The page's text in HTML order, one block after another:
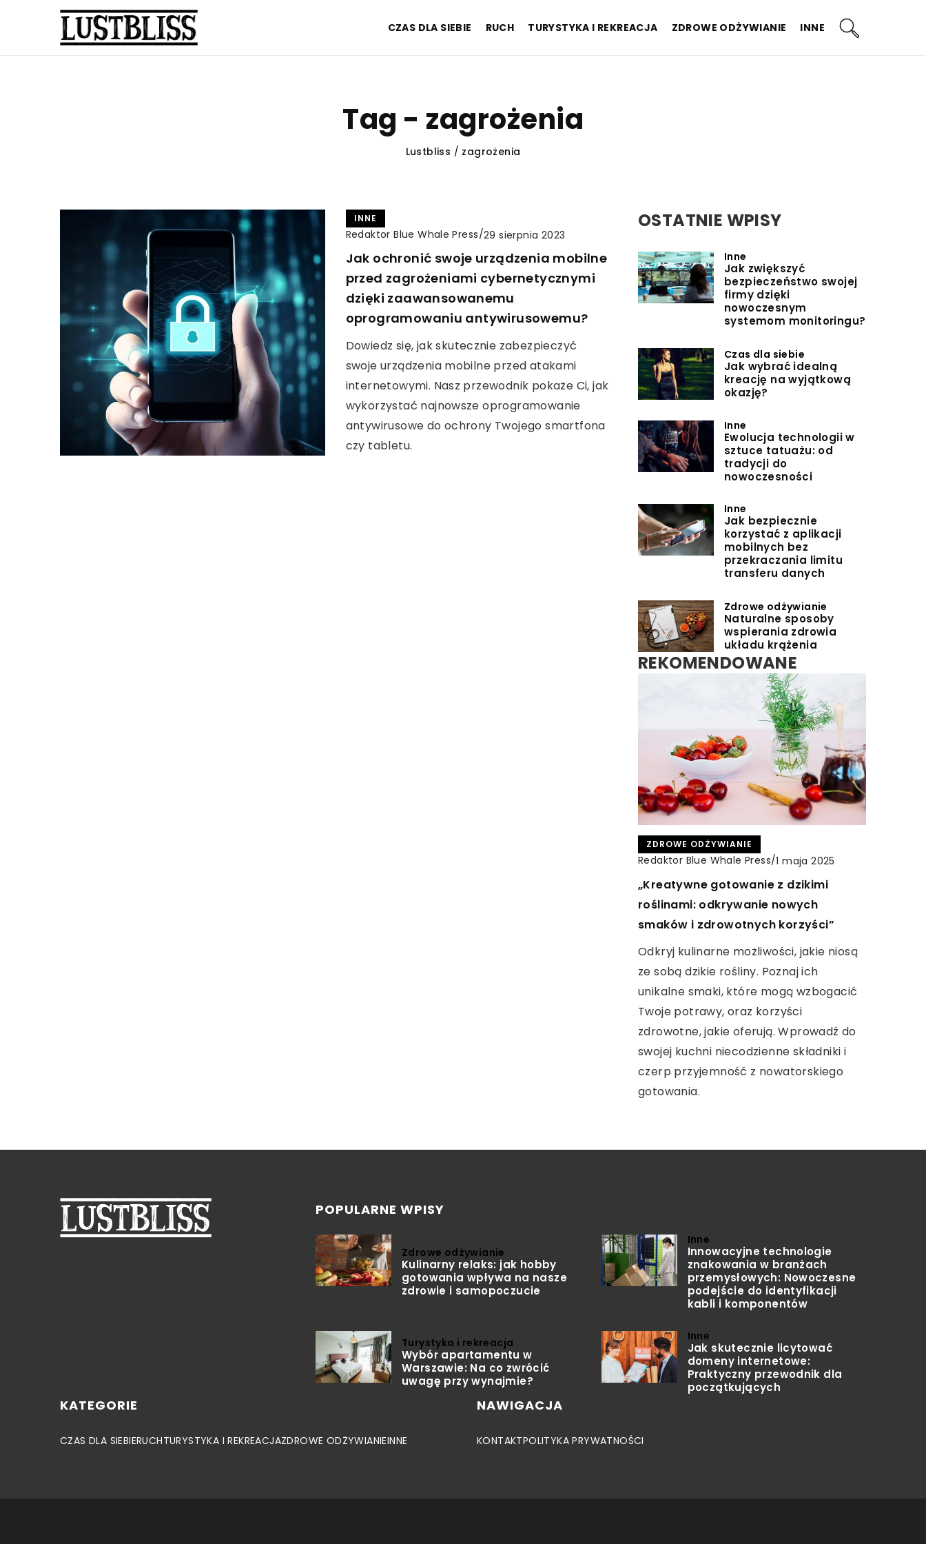
CZAS DLA SIEBIE RUCH TURYSTYKA I REKREACJA ZDROWE ODŻYWIANIE INNE
Tag - zagrożenia
Lustbliss / zagrożenia
INNE
Redaktor Blue Whale Press/29 sierpnia 2023
Jak ochronić swoje urządzenia mobilne
przed zagrożeniami cybernetycznymi
dzięki zaawansowanemu
oprogramowaniu antywirusowemu?
Dowiedz się, jak skutecznie zabezpieczyć
swoje urządzenia mobilne przed atakami
internetowymi. Nasz przewodnik pokaże Ci, jak
wykorzystać najnowsze oprogramowanie
antywirusowe do ochrony Twojego smartfona
czy tabletu.
OSTATNIE WPISY
Inne
Jak zwiększyć
bezpieczeństwo swojej
firmy dzięki
nowoczesnym
systemom monitoringu?
Czas dla siebie
Jak wybrać idealną
kreację na wyjątkową
okazję?
Inne
Ewolucja technologii w
sztuce tatuażu: od
tradycji do
nowoczesności
Inne
Jak bezpiecznie
korzystać z aplikacji
mobilnych bez
przekraczania limitu
transferu danych
Zdrowe odżywianie
Naturalne sposoby
wspierania zdrowia
układu krążenia
REKOMENDOWANE
TURYSTYKA I REKREACJA
Redaktor Blue Whale Press/5 stycznia 2025
Odkrywanie Smaków Turcji: Kulinarna
Podróż przez Tradycyjne Potrawy
Wyrusz w kulinarną podróż po Turcji,
odkrywając niepowtarzalne smaki i
aromaty tego niezwykłego kraju.
Przekonaj się, jakie tradycyjne potrawy
czekają na Ciebie na tureckim stole i
zanurz się w bogatej historii tamtejszej
kuchni.
ZDROWE ODŻYWIANIE
Redaktor Blue Whale Press/1 maja 2025
„Kreatywne gotowanie z dzikimi
roślinami: odkrywanie nowych
smaków i zdrowotnych korzyści”
Odkryj kulinarne możliwości, jakie niosą
ze sobą dzikie rośliny. Poznaj ich
unikalne smaki, które mogą wzbogacić
Twoje potrawy, oraz korzyści
zdrowotne, jakie oferują. Wprowadź do
swojej kuchni niecodzienne składniki i
czerp przyjemność z nowatorskiego
gotowania.
INNE
Redaktor Blue Whale Press/18 sierpnia 2024
Jak wybrać odpowiedni telefon z serii
Moto G dla siebie?
Podpowiemy Ci, które modele z serii
Moto G są godne uwagi i co wziąć pod
uwagę przy wyborze. Dowiedz się, jak
znaleźć perfect match wśród
smartfonów Motorola.
POPULARNE WPISY
Zdrowe odżywianie
Kulinarny relaks: jak hobby
gotowania wpływa na nasze
zdrowie i samopoczucie
Inne
Innowacyjne technologie
znakowania w branżach
przemysłowych: Nowoczesne
podejście do identyfikacji
kabli i komponentów
Turystyka i rekreacja
Wybór apartamentu w
Warszawie: Na co zwrócić
uwagę przy wynajmie?
Inne
Jak skutecznie licytować
domeny internetowe:
Praktyczny przewodnik dla
początkujących
KATEGORIE
CZAS DLA SIEBIERUCHTURYSTYKA I REKREACJAZDROWE ODŻYWIANIEINNE
NAWIGACJA
KONTAKTPOLITYKA PRYWATNOŚCI